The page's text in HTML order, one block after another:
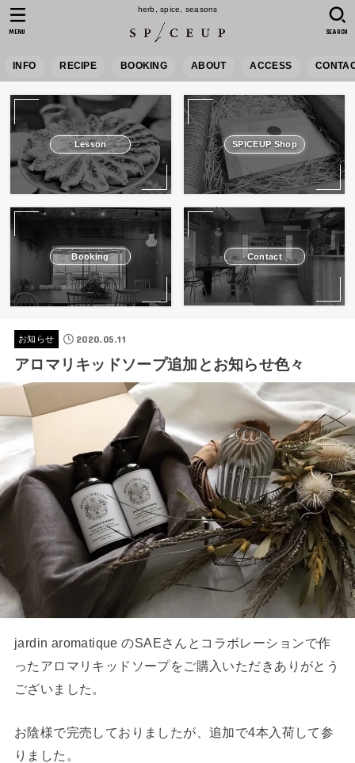
herb, spice, seasons
INFO RECIPE BOOKING ABOUT ACCESS
SEARCH
MENU
Lesson SPICEUP Shop
Booking Contact
お知らせ 2020.05.11
アロマリキッドソープ追加とお知らせ色々
jardin aromatique のSAEさんとコラボレーションで作
ったアロマリキッドソープをご購入いただきありがとう
ございました。
お陰様で完売しておりましたが、追加で4本入荷して参
りました。